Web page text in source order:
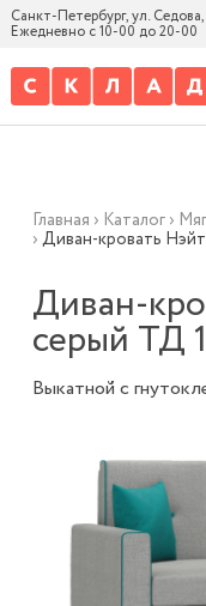
Санкт-Петербург, ул.
Ежедневно с 10-00 до 20-00
Главная › Каталог›
› Диван-кровать
Диван-
серый ТД
Выкатной с